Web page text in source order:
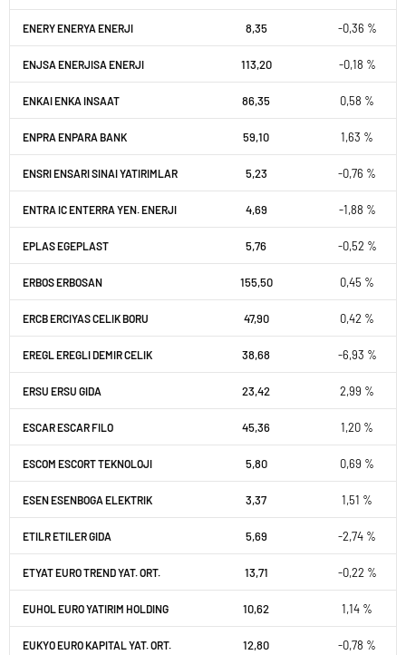
ENERY ENERYA ENERJI 8,35 -0,36 %
ENJSA ENERJISA ENERJI 113,20 -0,18 %
ENKAI ENKA INSAAT 86,35 0,58 %
ENPRA ENPARA BANK 59,10 1,63 %
ENSRI ENSARI SINAI YATIRIMLAR 5,23 -0,76 %
ENTRA IC ENTERRA YEN. ENERJI 4,69 -1,88 %
EPLAS EGEPLAST 5,76 -0,52 %
ERBOS ERBOSAN 155,50 0,45 %
ERCB ERCIYAS CELIK BORU 47,90 0,42 %
EREGL EREGLI DEMIR CELIK 38,68 -6,93 %
ERSU ERSU GIDA 23,42 2,99 %
ESCAR ESCAR FILO 45,36 1,20 %
ESCOM ESCORT TEKNOLOJI 5,80 0,69 %
ESEN ESENBOGA ELEKTRIK 3,37 1,51 %
ETILR ETILER GIDA 5,69 -2,74 %
ETYAT EURO TREND YAT. ORT. 13,71 -0,22 %
EUHOL EURO YATIRIM HOLDING 10,62 1,14 %
EUKYO EURO KAPITAL YAT. ORT. 12,80 -0,78 %